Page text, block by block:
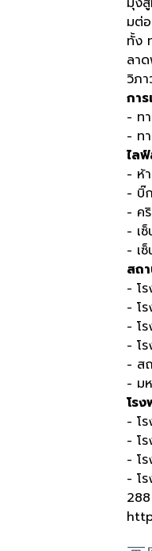
มต่
ทั้ง
ลา
วิภ
กา
- ท
- ท
ไล
- ห้
- บิ๊
- ค
- เ
- เ
สถ
- โ
- โ
- โ
- โ
- ส
- ม
โร
- โ
- โ
- โ
- โ